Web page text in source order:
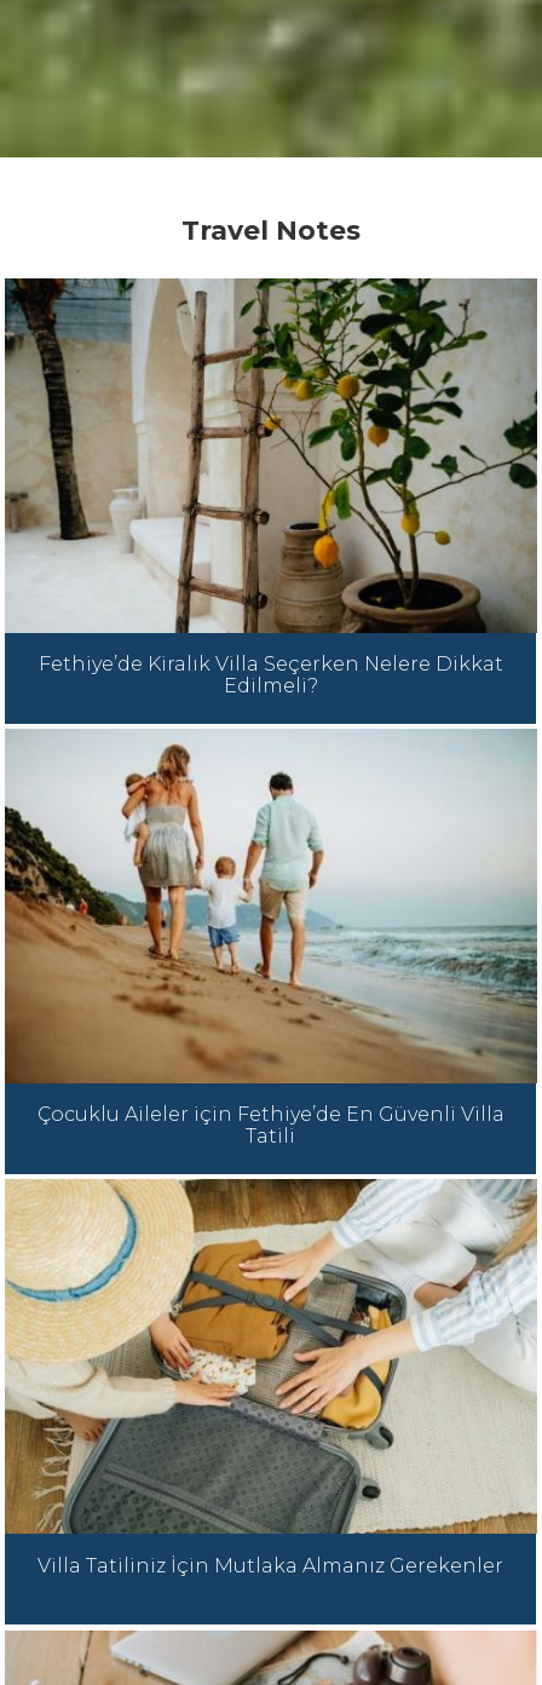
Travel Notes
Fethiye’de Kiralık Villa Seçerken Nelere Dikkat
Edilmeli?
Çocuklu Aileler için Fethiye’de En Güvenli Villa
Tatili
Villa Tatiliniz İçin Mutlaka Almanız Gerekenler